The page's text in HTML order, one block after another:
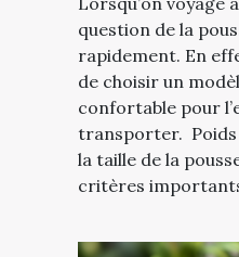
question de la
rapidement. En
de choisir un
confortable pour
transporter. Poids
la taille de la
critères